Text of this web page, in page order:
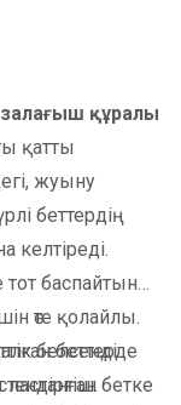
құралы
қатты
жуыну
беттердің
баспайтын
өте қолайлы.
беттерде
бетке
белсенді